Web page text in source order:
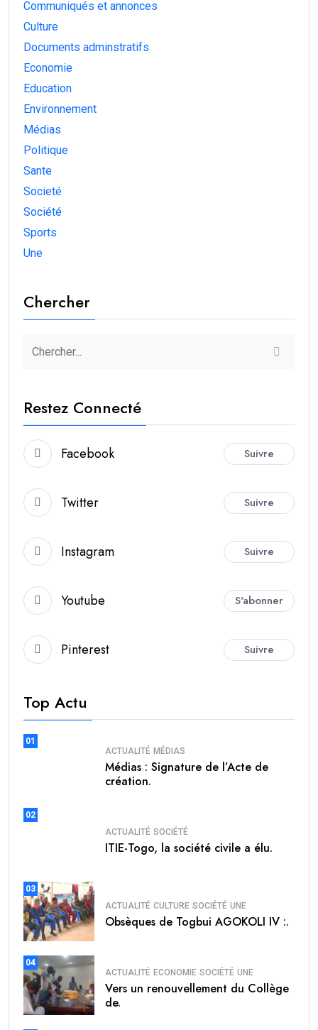
Communiqués et annonces
Culture
Documents adminstratifs
Economie
Education
Environnement
Médias
Politique
Sante
Societé
Société
Sports
Une
Chercher
Restez Connecté
Facebook Suivre
Twitter Suivre
Instagram Suivre
Youtube S'abonner
Pinterest Suivre
Top Actu
01
ACTUALITÉ MÉDIAS
Médias : Signature de l’Acte de
création.
02
ACTUALITÉ SOCIÉTÉ
ITIE-Togo, la société civile a élu.
03
ACTUALITÉ CULTURE SOCIÉTÉ UNE
Obsèques de Togbui AGOKOLI IV :.
04
ACTUALITÉ ECONOMIE SOCIÉTÉ UNE
Vers un renouvellement du Collège
de.